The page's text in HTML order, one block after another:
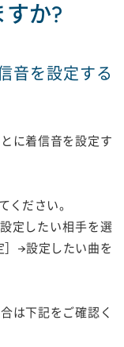
か?
音を設定する
に着信音を設定す
ください。
定したい相手を選
→設定したい曲を
は下記をご確認く